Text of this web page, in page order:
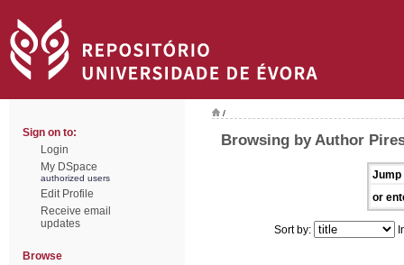
Sign on to:
Login
My DSpace
authorized users
Edit Profile
Receive email
updates
Browse
/
Browsing by Author
Jump
or
Sort by: